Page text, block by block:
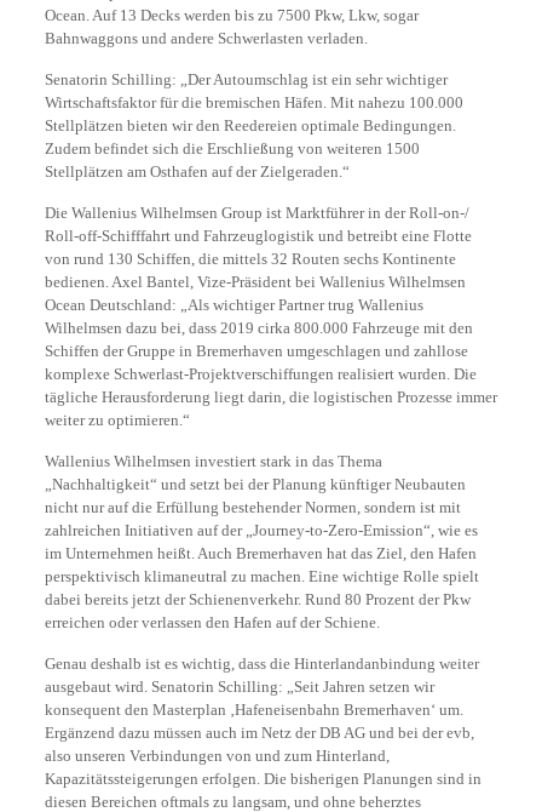
Ocean. Auf 13 Decks werden bis zu 7500 Pkw, Lkw, sogar
Bahnwaggons und andere Schwerlasten verladen.
Senatorin Schilling: „Der Autoumschlag ist ein sehr wichtiger
Wirtschaftsfaktor für die bremischen Häfen. Mit nahezu 100.000
Stellplätzen bieten wir den Reedereien optimale Bedingungen.
Zudem befindet sich die Erschließung von weiteren 1500
Stellplätzen am Osthafen auf der Zielgeraden.“
Die Wallenius Wilhelmsen Group ist Marktführer in der Roll-on-/
Roll-off-Schifffahrt und Fahrzeuglogistik und betreibt eine Flotte
von rund 130 Schiffen, die mittels 32 Routen sechs Kontinente
bedienen. Axel Bantel, Vize-Präsident bei Wallenius Wilhelmsen
Ocean Deutschland: „Als wichtiger Partner trug Wallenius
Wilhelmsen dazu bei, dass 2019 cirka 800.000 Fahrzeuge mit den
Schiffen der Gruppe in Bremerhaven umgeschlagen und zahllose
komplexe Schwerlast-Projektverschiffungen realisiert wurden. Die
tägliche Herausforderung liegt darin, die logistischen Prozesse immer
weiter zu optimieren.“
Wallenius Wilhelmsen investiert stark in das Thema
„Nachhaltigkeit“ und setzt bei der Planung künftiger Neubauten
nicht nur auf die Erfüllung bestehender Normen, sondern ist mit
zahlreichen Initiativen auf der „Journey-to-Zero-Emission“, wie es
im Unternehmen heißt. Auch Bremerhaven hat das Ziel, den Hafen
perspektivisch klimaneutral zu machen. Eine wichtige Rolle spielt
dabei bereits jetzt der Schienenverkehr. Rund 80 Prozent der Pkw
erreichen oder verlassen den Hafen auf der Schiene.
Genau deshalb ist es wichtig, dass die Hinterlandanbindung weiter
ausgebaut wird. Senatorin Schilling: „Seit Jahren setzen wir
konsequent den Masterplan ‚Hafeneisenbahn Bremerhaven‘ um.
Ergänzend dazu müssen auch im Netz der DB AG und bei der evb,
also unseren Verbindungen von und zum Hinterland,
Kapazitätssteigerungen erfolgen. Die bisherigen Planungen sind in
diesen Bereichen oftmals zu langsam, und ohne beherztes